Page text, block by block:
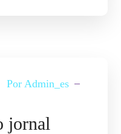
PorAdmin_es
jornal